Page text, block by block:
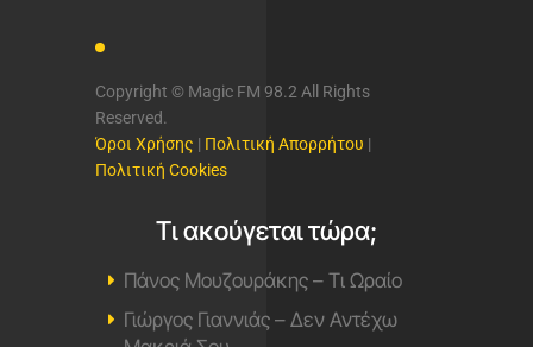
Copyright © Magic FM 98.2 All Rights
Reserved.
Όροι Χρήσης | Πολιτική Απορρήτου |
Πολιτική Cookies
Τι ακούγεται τώρα;
Πάνος Μουζουράκης – Τι Ωραίο
Γιώργος Γιαννιάς – Δεν Αντέχω